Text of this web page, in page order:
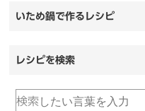
いため鍋で作るレシピ
レシピを検索